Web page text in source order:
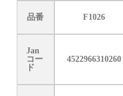
品番 F1026
Jan
コー
ド
4522966310260